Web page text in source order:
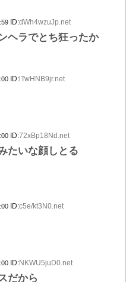
ID:dWh4wzuJp.net
ヘラでとち狂ったか
ID: lTwHNB9jr.net
ID:72xBp18Nd.net
たいな顔しとる
ID:c5e/kt3N0.net
ID:NKWU5juD0.net
だから